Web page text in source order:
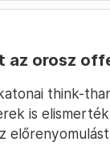
az orosz
think-
is